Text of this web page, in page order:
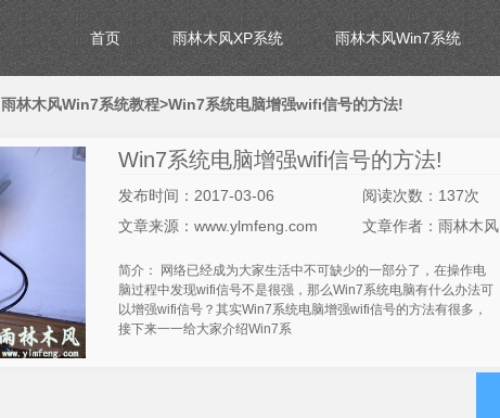
首页 雨林木风XP系统 雨林木风Win7系统
雨林木风Win7系统教程>Win7系统电脑增强wifi信号的方法!
Win7系统电脑增强wifi信号的方法!
发布时间：2017-03-06
阅读次数：137次
文章来源：www.ylmfeng.com
文章作者：雨林木风
简介： 网络已经成为大家生活中不可缺少的一部分了，在操作电
脑过程中发现wifi信号不是很强，那么Win7系统电脑有什么办法可
以增强wifi信号？其实Win7系统电脑增强wifi信号的方法有很多，
接下来一一给大家介绍Win7系